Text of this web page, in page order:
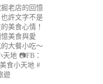
老店的回憶
許文字不是
美食心情！
美食與愛
大餐小吃～
天地 📷FB：
食小天地 #
遊